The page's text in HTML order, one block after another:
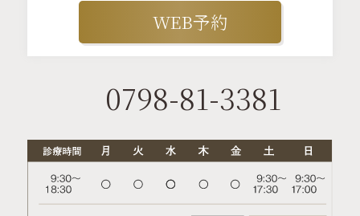
WEB予約
0798-81-3381